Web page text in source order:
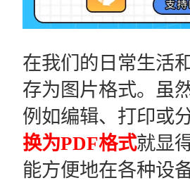
在我们的日常生活
存为图片格式。虽
例如编辑、打印或
换为PDF格式就显
能方便地在各种设